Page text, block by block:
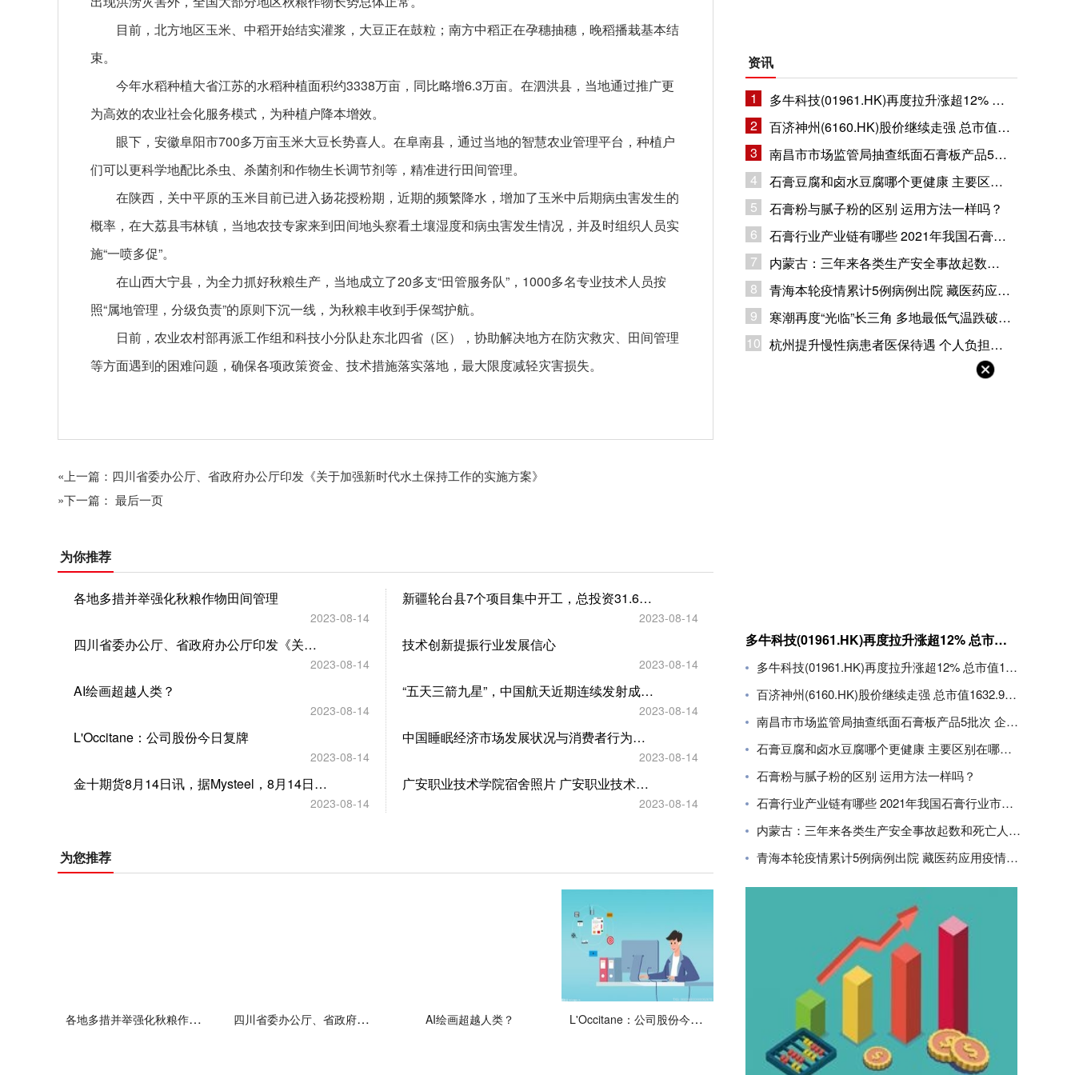
目前，北方地区玉米、中稻开始结实灌浆，大豆正在鼓粒；南方中稻正在孕穗抽穗，晚稻播栽基本结
束。
今年水稻种植大省江苏的水稻种植面积约3338万亩，同比略增6.3万亩。在泗洪县，当地通过推广更
为高效的农业社会化服务模式，为种植户降本增效。
眼下，安徽阜阳市700多万亩玉米大豆长势喜人。在阜南县，通过当地的智慧农业管理平台，种植户
们可以更科学地配比杀虫、杀菌剂和作物生长调节剂等，精准进行田间管理。
在陕西，关中平原的玉米目前已进入扬花授粉期，近期的频繁降水，增加了玉米中后期病虫害发生的
概率，在大荔县韦林镇，当地农技专家来到田间地头察看土壤湿度和病虫害发生情况，并及时组织人员实
施“一喷多促”。
在山西大宁县，为全力抓好秋粮生产，当地成立了20多支“田管服务队”，1000多名专业技术人员按
照“属地管理，分级负责”的原则下沉一线，为秋粮丰收到手保驾护航。
日前，农业农村部再派工作组和科技小分队赴东北四省（区），协助解决地方在防灾救灾、田间管理
等方面遇到的困难问题，确保各项政策资金、技术措施落实落地，最大限度减轻灾害损失。
«上一篇：四川省委办公厅、省政府办公厅印发《关于加强新时代水土保持工作的实施方案》
»下一篇： 最后一页
为你推荐
各地多措并举强化秋粮作物田间管理
2023-08-14
四川省委办公厅、省政府办公厅印发《关于加强新时代水土保持工作的实施方案》
2023-08-14
AI绘画超越人类？
2023-08-14
L'Occitane：公司股份今日复牌
2023-08-14
金十期货8月14日讯，据Mysteel，8月14日石嘴山市场个别兰炭企业停产检修，部分企业兰炭价格暂稳运行，现大料价格1080元/吨，中料价格1050元/吨，小料价格1020元/吨，焦面价格820元/吨，均出厂价现金含税
2023-08-14
新疆轮台县7个项目集中开工，总投资31.66亿元
2023-08-14
技术创新提振行业发展信心
2023-08-14
“五天三箭九星”，中国航天近期连续发射成功意味着什么？
2023-08-14
中国睡眠经济市场发展状况与消费者行为调研：63.2%的人考虑且会购买助眠产品
2023-08-14
广安职业技术学院宿舍照片 广安职业技术学院宿舍
2023-08-14
为您推荐
各地多措并举强化秋粮作物田间管理 四川省委办公厅、省政府办公厅印发《关于加强新时代水土保持工作的实施方案》 AI绘画超越人类？ L'Occitane：公司股份今日复牌
资讯
1
多牛科技(01961.HK)再度拉升涨超12% 总市值11.8亿港元
2
百济神州(6160.HK)股价继续走强 总市值1632.94亿港元
3
南昌市市场监管局抽查纸面石膏板产品5批次 企业合格率80%
4
石膏豆腐和卤水豆腐哪个更健康 主要区别在哪里？
5
石膏粉与腻子粉的区别 运用方法一样吗？
6
石膏行业产业链有哪些 2021年我国石膏行业市场现状分析
7
内蒙古：三年来各类生产安全事故起数和死亡人数同比下降
8
青海本轮疫情累计5例病例出院 藏医药应用疫情防控
9
寒潮再度“光临”长三角 多地最低气温跌破冰点
10
杭州提升慢性病患者医保待遇 个人负担部分纳入大病保险
多牛科技(01961.HK)再度拉升涨超12% 总市值11.8亿港元
多牛科技(01961.HK)再度拉升涨超12% 总市值11.8亿港元
百济神州(6160.HK)股价继续走强 总市值1632.94亿港元
南昌市市场监管局抽查纸面石膏板产品5批次 企业合格率80%
石膏豆腐和卤水豆腐哪个更健康 主要区别在哪里？
石膏粉与腻子粉的区别 运用方法一样吗？
石膏行业产业链有哪些 2021年我国石膏行业市场现状分析
内蒙古：三年来各类生产安全事故起数和死亡人数同比下降
青海本轮疫情累计5例病例出院 藏医药应用疫情防控